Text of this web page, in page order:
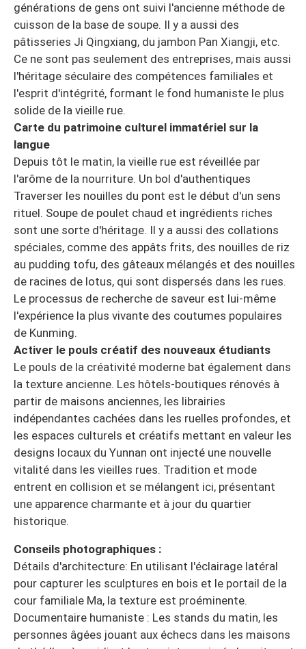
générations de gens ont suivi l'ancienne méthode de
cuisson de la base de soupe. Il y a aussi des
pâtisseries Ji Qingxiang, du jambon Pan Xiangji, etc.
Ce ne sont pas seulement des entreprises, mais aussi
l'héritage séculaire des compétences familiales et
l'esprit d'intégrité, formant le fond humaniste le plus
solide de la vieille rue.
Carte du patrimoine culturel immatériel sur la
langue
Depuis tôt le matin, la vieille rue est réveillée par
l'arôme de la nourriture. Un bol d'authentiques
Traverser les nouilles du pont est le début d'un sens
rituel. Soupe de poulet chaud et ingrédients riches
sont une sorte d'héritage. Il y a aussi des collations
spéciales, comme des appâts frits, des nouilles de riz
au pudding tofu, des gâteaux mélangés et des nouilles
de racines de lotus, qui sont dispersés dans les rues.
Le processus de recherche de saveur est lui-même
l'expérience la plus vivante des coutumes populaires
de Kunming.
Activer le pouls créatif des nouveaux étudiants
Le pouls de la créativité moderne bat également dans
la texture ancienne. Les hôtels-boutiques rénovés à
partir de maisons anciennes, les librairies
indépendantes cachées dans les ruelles profondes, et
les espaces culturels et créatifs mettant en valeur les
designs locaux du Yunnan ont injecté une nouvelle
vitalité dans les vieilles rues. Tradition et mode
entrent en collision et se mélangent ici, présentant
une apparence charmante et à jour du quartier
historique.
Conseils photographiques :
Détails d'architecture: En utilisant l'éclairage latéral
pour capturer les sculptures en bois et le portail de la
cour familiale Ma, la texture est proéminente.
Documentaire humaniste : Les stands du matin, les
personnes âgées jouant aux échecs dans les maisons